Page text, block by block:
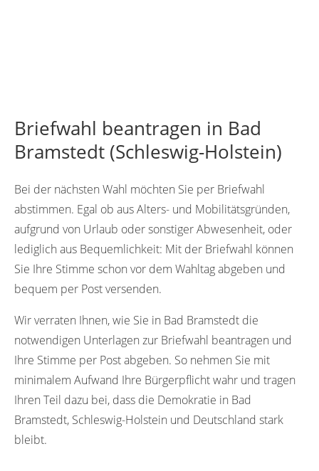
Briefwahl beantragen in Bad
Bramstedt (Schleswig-Holstein)
Bei der nächsten Wahl möchten Sie per Briefwahl
abstimmen. Egal ob aus Alters- und Mobilitätsgründen,
aufgrund von Urlaub oder sonstiger Abwesenheit, oder
lediglich aus Bequemlichkeit: Mit der Briefwahl können
Sie Ihre Stimme schon vor dem Wahltag abgeben und
bequem per Post versenden.
Wir verraten Ihnen, wie Sie in Bad Bramstedt die
notwendigen Unterlagen zur Briefwahl beantragen und
Ihre Stimme per Post abgeben. So nehmen Sie mit
minimalem Aufwand Ihre Bürgerpflicht wahr und tragen
Ihren Teil dazu bei, dass die Demokratie in Bad
Bramstedt, Schleswig-Holstein und Deutschland stark
bleibt.